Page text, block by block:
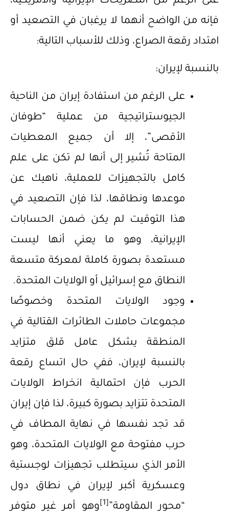
فإنه من الواضح أنهما لا يرغبان في التصعيد أو
امتداد رقعة الصراع، وذلك للأسباب التالية:
بالنسبة لإيران:
على الرغم من استفادة إيران من الناحية
الجيوستراتيجية من عملية “طوفان
الأقصى”، إلا أن جميع المعطيات
المتاحة تُشير إلى أنها لم تكن على علم
كامل بالتجهيزات للعملية، ناهيك عن
موعدها ونطاقها، لذا فإن التصعيد في
هذا التوقيت لم يكن ضمن الحسابات
الإيرانية، وهو ما يعني أنها ليست
مستعدة بصورة كاملة لمعركة متسعة
النطاق مع إسرائيل أو الولايات المتحدة.
وجود الولايات المتحدة وخصوصًا
مجموعات حاملات الطائرات القتالية في
المنطقة يشكل عامل قلق متزايد
بالنسبة لإيران، ففي حال اتساع رقعة
الحرب فإن احتمالية انخراط الولايات
المتحدة تتزايد بصورة كبيرة، لذا فإن إيران
قد تجد نفسها في نهاية المطاف في
حرب مفتوحة مع الولايات المتحدة، وهو
الأمر الذي سيتطلب تجهيزات لوجستية
وعسكرية أكبر لإيران في نطاق دول
“محور المقاومة” [1] وهو أمر غير متوفر